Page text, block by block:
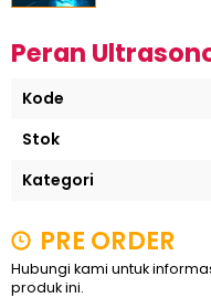
Peran
Kode
Stok
Kategori
PRE ORDER
Hubungi kami untuk
produk ini.